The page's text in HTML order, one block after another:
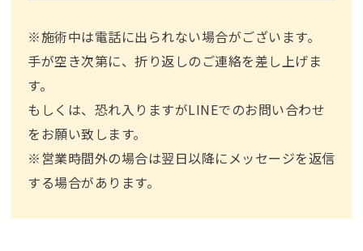
※施術中は電話に出られない場合がございます。
手が空き次第に、折り返しのご連絡を差し上げま
す。
もしくは、恐れ入りますがLINEでのお問い合わせ
をお願い致します。
※営業時間外の場合は翌⽇以降にメッセージを返信
する場合があります。